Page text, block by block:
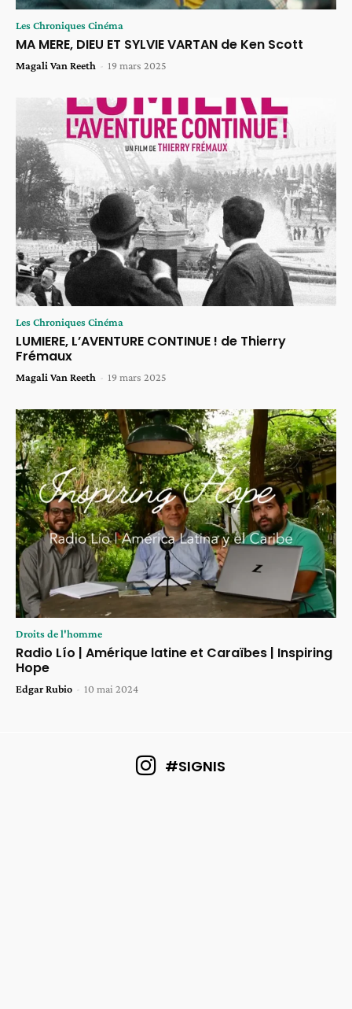
Les Chroniques Cinéma
MA MERE, DIEU ET SYLVIE VARTAN de Ken Scott
Magali Van Reeth - 19 mars 2025
Les Chroniques Cinéma
LUMIERE, L’AVENTURE CONTINUE ! de Thierry
Frémaux
Magali Van Reeth - 19 mars 2025
Droits de l'homme
Radio Lío | Amérique latine et Caraïbes | Inspiring
Hope
Edgar Rubio - 10 mai 2024
#SIGNIS